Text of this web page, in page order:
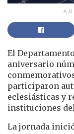
El
aniversario
participaron
eclesiásticas y
instituciones
La jornada